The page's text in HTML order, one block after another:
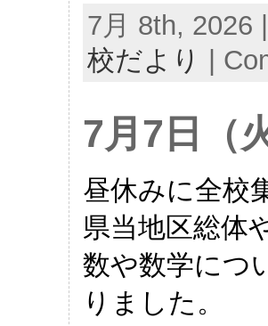
7月 8th, 2026
校だより
7月7日（
昼休みに全校
県当地区総体
数や数学につ
りました。